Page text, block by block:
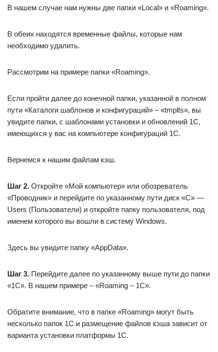
В нашем случае нам нужны две папки «Local» и «Roaming».
В обеих находятся временные файлы, которые нам
необходимо удалить.
Рассмотрим на примере папки «Roaming».
Если пройти далее до конечной папки, указанной в полном
пути «Каталоги шаблонов и конфигураций» – «tmplts», вы
увидите папки, с шаблонами установки и обновлений 1С,
имеющихся у вас на компьютере конфигураций 1С.
Вернемся к нашим файлам кэш.
Шаг 2. Откройте «Мой компьютер» или обозреватель
«Проводник» и перейдите по указанному пути диск «С» —
Users (Пользователи) и откройте папку пользователя, под
именем которого вы вошли в систему Windows.
Здесь вы увидите папку «AppData».
Шаг 3. Перейдите далее по указанному выше пути до папки
«1С». В нашем примере – «Roaming – 1С».
Обратите внимание, что в папке «Roaming» могут быть
несколько папок 1С и размещение файлов кэша зависит от
варианта установки платформы 1С.